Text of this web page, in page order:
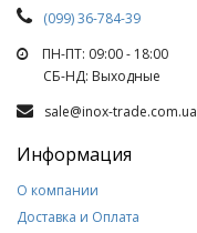
(099) 36-784-39
ПН-ПТ: 09:00 - 18:00
СБ-НД: Выходные
sale@inox-trade.com.ua
Информация
О компании
Доставка и Оплата